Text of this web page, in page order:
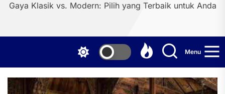
Gaya Klasik vs. Modern: Pilih yang Terbaik untuk Anda
Menu